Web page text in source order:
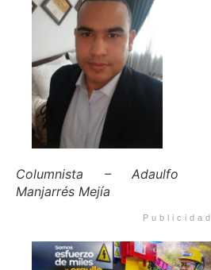
Columnista – Adaulfo
Manjarrés Mejía
Publicidad